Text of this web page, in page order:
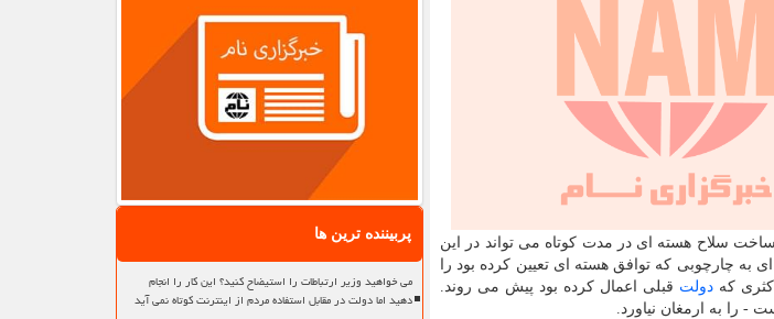
سلاح هسته ای در مدت کوتاه می تواند در این
چارچوبی که توافق هسته ای تعیین کرده بود را
که دولت قبلی اعمال کرده بود پیش می روند.
- را به ارمغان نیاورد.
پربیننده ترین ها
می خواهید وزیر ارتباطات را استیضاح کنید؟ این کار را انجام
دهید اما دولت در مقابل استفاده مردم از اینترنت کوتاه نمی آید